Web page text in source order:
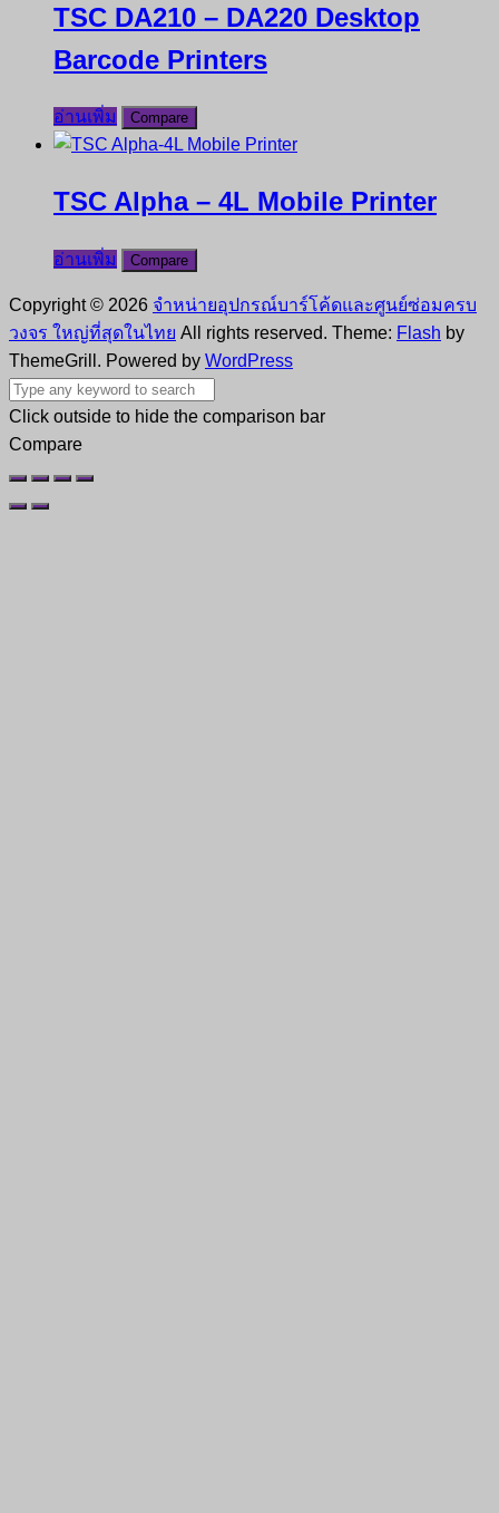
TSC DA210 – DA220 Desktop
Barcode Printers
อ่านเพิ่ม Compare
TSC Alpha – 4L Mobile Printer
อ่านเพิ่ม Compare
Copyright © 2026 จำหน่ายอุปกรณ์บาร์โค้ดและศูนย์ซ่อมครบ
วงจร ใหญ่ที่สุดในไทย All rights reserved. Theme: Flash by
ThemeGrill. Powered by WordPress
Click outside to hide the comparison bar
Compare